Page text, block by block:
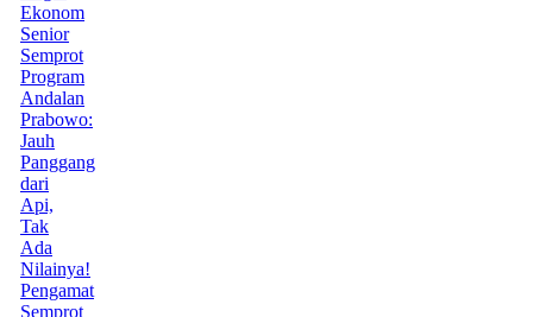
Ekonom
Senior
Semprot
Program
Andalan
Prabowo:
Jauh
Panggang
dari
Api,
Tak
Ada
Nilainya!
Pengamat
Semprot